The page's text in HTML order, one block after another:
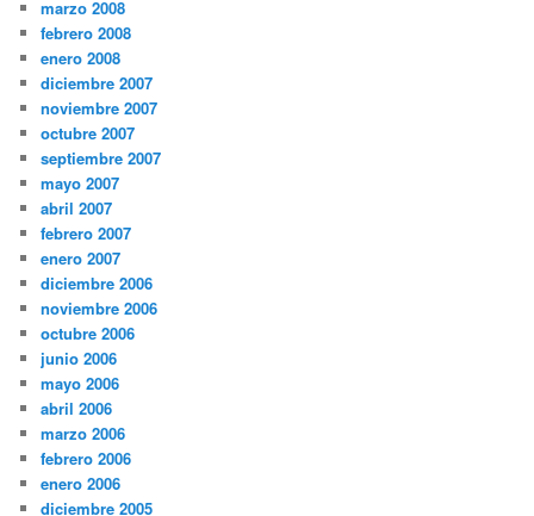
marzo 2008
febrero 2008
enero 2008
diciembre 2007
noviembre 2007
octubre 2007
septiembre 2007
mayo 2007
abril 2007
febrero 2007
enero 2007
diciembre 2006
noviembre 2006
octubre 2006
junio 2006
mayo 2006
abril 2006
marzo 2006
febrero 2006
enero 2006
diciembre 2005